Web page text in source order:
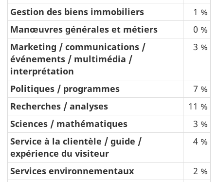
Gestion des biens immobiliers
1 %
Manœuvres générales et métiers
0 %
Marketing / communications /
événements / multimédia /
interprétation
3 %
Politiques / programmes
7 %
Recherches / analyses
11 %
Sciences / mathématiques
3 %
Service à la clientèle / guide /
expérience du visiteur
4 %
Services environnementaux
2 %